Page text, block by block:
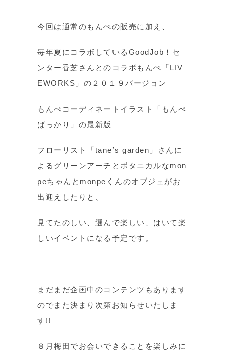
今回は通常のもんぺの販売に加え、
毎年夏にコラボしているGoodJob！セ
ンター香芝さんとのコラボもんぺ「LIV
EWORKS」の２０１９バージョン
もんぺコーディネートイラスト「もんぺ
ばっかり」の最新版
フローリスト「tane’s garden」さんに
よるグリーンアーチとボタニカルなmon
peちゃんとmonpeくんのオブジェがお
出迎えしたりと、
見てたのしい、選んで楽しい、はいて楽
しいイベントになる予定です。
まだまだ企画中のコンテンツもあります
のでまた決まり次第お知らせいたしま
す!!
８月梅田でお会いできることを楽しみに